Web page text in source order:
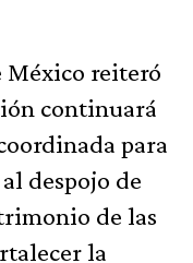
México reiteró
continuará
para
despojo de
de las
la